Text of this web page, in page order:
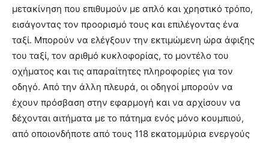
μετακίνηση που επιθυμούν με απλό και χρηστικό τρόπο,
εισάγοντας τον προορισμό τους και επιλέγοντας ένα
ταξί. Μπορούν να ελέγξουν την εκτιμώμενη ώρα άφιξης
του ταξί, τον αριθμό κυκλοφορίας, το μοντέλο του
οχήματος και τις απαραίτητες πληροφορίες για τον
οδηγό. Από την άλλη πλευρά, οι οδηγοί μπορούν να
έχουν πρόσβαση στην εφαρμογή και να αρχίσουν να
δέχονται αιτήματα με το πάτημα ενός μόνο κουμπιού,
από οποιονδήποτε από τους 118 εκατομμύρια ενεργούς